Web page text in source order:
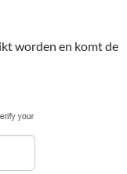
worden en komt de